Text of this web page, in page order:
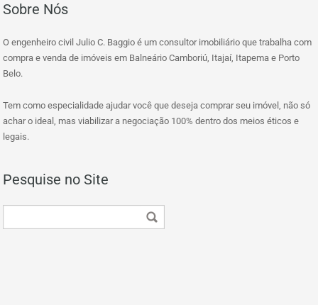
Sobre Nós
O engenheiro civil Julio C. Baggio é um consultor imobiliário que trabalha com
compra e venda de imóveis em Balneário Camboriú, Itajaí, Itapema e Porto
Belo.
Tem como especialidade ajudar você que deseja comprar seu imóvel, não só
achar o ideal, mas viabilizar a negociação 100% dentro dos meios éticos e
legais.
Pesquise no Site